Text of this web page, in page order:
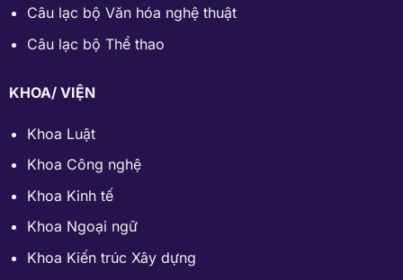
Câu lạc bộ Văn hóa nghệ thuật
Câu lạc bộ Thể thao
KHOA/ VIỆN
Khoa Luật
Khoa Công nghệ
Khoa Kinh tế
Khoa Ngoại ngữ
Khoa Kiến trúc Xây dựng